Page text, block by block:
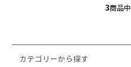
3商品中
カテゴリーから探す